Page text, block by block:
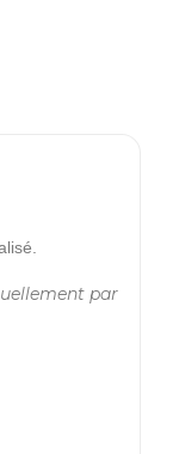
par